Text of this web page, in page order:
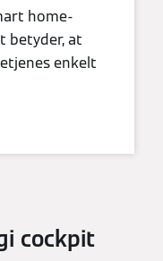
home-
betyder, at
enkelt
cockpit